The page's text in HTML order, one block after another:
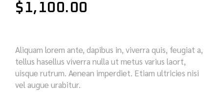
$ 1,100.00
Aliquam lorem ante, dapibus in, viverra quis, feugiat a,
tellus hasellus viverra nulla ut metus varius laort,
uisque rutrum. Aenean imperdiet. Etiam ultricies nisi
vel augue urabitur.